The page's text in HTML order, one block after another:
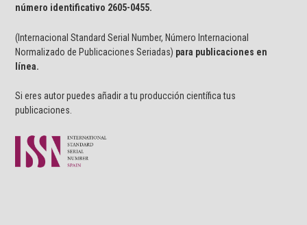
número identificativo 2605-0455.
(Internacional Standard Serial Number, Número Internacional
Normalizado de Publicaciones Seriadas) para publicaciones en
línea.
Si eres autor puedes añadir a tu producción científica tus
publicaciones.